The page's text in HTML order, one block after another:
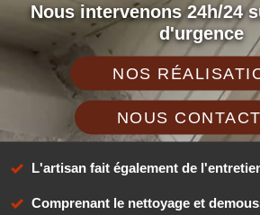
Nous intervenons 24h/24
d'urgence
NOS
NOUS
L'artisan fait également de
Comprenant le nettoyage et